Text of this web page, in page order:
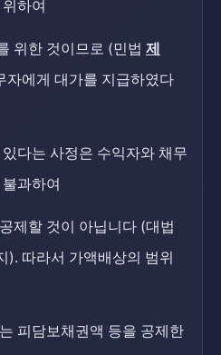
하여
위한 것이므로 (민법 제
자에게 대가를 지급하였다
다는 사정은 수익자와 채무
과하여
제할 것이 아닙니다 (대법
). 따라서 가액배상의 범위
피담보채권액 등을 공제한